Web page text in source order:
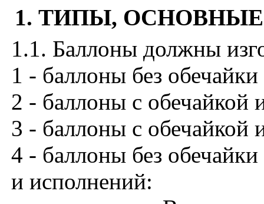
1. ТИПЫ,
1.1. Баллоны должны
1 - баллоны без
2 - баллоны с обечайкой
3 - баллоны с обечайкой
4 - баллоны без
и исполнений: